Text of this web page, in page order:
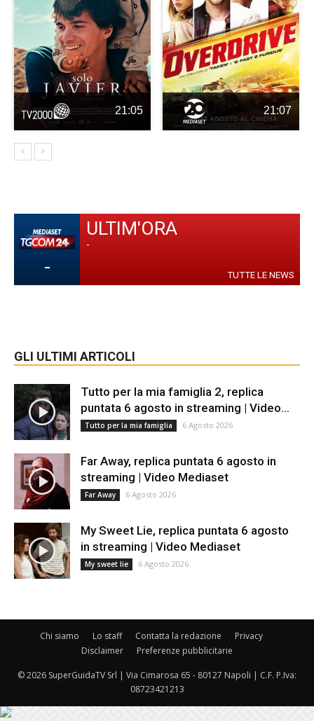
21:05 21:07
-
ULTIM'ORA
-
TUTTE LE NEWS
GLI ULTIMI ARTICOLI
Tutto per la mia famiglia 2, replica
puntata 6 agosto in streaming | Video...
Tutto per la mia famiglia 6 Agosto 2026
Far Away, replica puntata 6 agosto in
streaming | Video Mediaset
Far Away 6 Agosto 2026
My Sweet Lie, replica puntata 6 agosto
in streaming | Video Mediaset
My sweet lie 6 Agosto 2026
Chi siamo Lo staff Contatta la redazione
Privacy
Disclaimer
Preferenze pubblicitarie
© 2026 SuperGuidaTV Srl | Via Cimarosa 65 - 80127 Napoli | C.F. P.Iva:
08723421213